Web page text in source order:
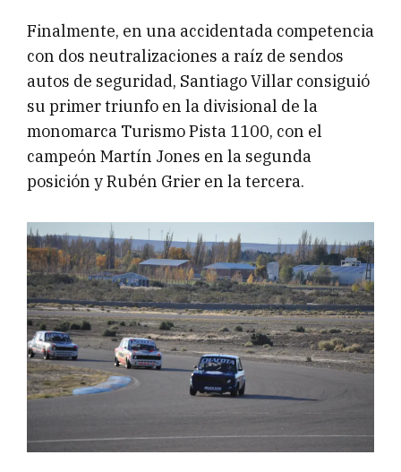
Finalmente, en una accidentada competencia
con dos neutralizaciones a raíz de sendos
autos de seguridad, Santiago Villar consiguió
su primer triunfo en la divisional de la
monomarca Turismo Pista 1100, con el
campeón Martín Jones en la segunda
posición y Rubén Grier en la tercera.